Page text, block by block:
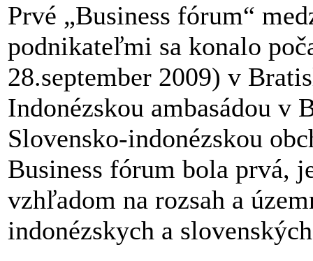
Prvé „Business fórum“
podnikateľmi sa konalo
28.september 2009) v
Indonézskou ambasádou v
Slovensko-indonézskou
Business fórum bola prvá,
vzhľadom na rozsah a
indonézskych a